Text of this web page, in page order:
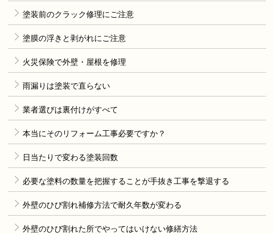
塗装前のクラック修理にご注意
塗膜の浮きと剥がれにご注意
火災保険で外壁・屋根を修理
雨漏りは塗装で直らない
業者選びは裏付けがすべて
本当にそのリフォーム工事必要ですか？
日当たりで変わる塗装回数
必要な塗料の数量を把握することが手抜き工事を撃退する
外壁のひび割れ補修方法で耐久年数が変わる
外壁のひび割れた所でやってはいけない修繕方法